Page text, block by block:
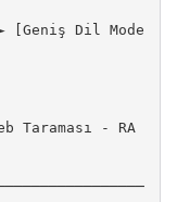
[Geniş Dil Mode